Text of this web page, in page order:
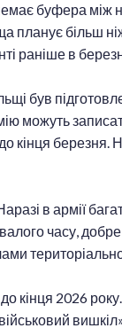
буфера між
більш ніж
раніше в
був
можуть
кінця березня.
в армії
часу, добре
кінця 2026